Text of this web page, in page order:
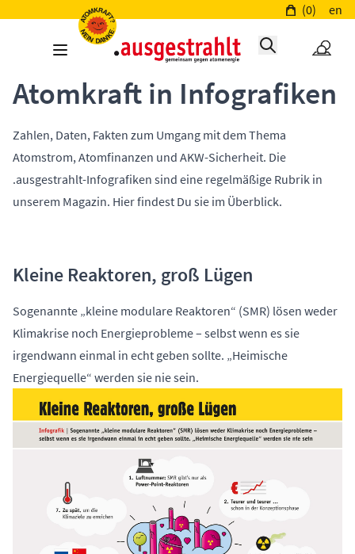
(0) en
Atomkraft in Infografiken
Zahlen, Daten, Fakten zum Umgang mit dem Thema
Atomstrom, Atomfinanzen und AKW-Sicherheit. Die
.ausgestrahlt-Infografiken sind eine regelmäßige Rubrik in
unserem Magazin. Hier findest Du sie im Überblick.
Kleine Reaktoren, groß Lügen
Sogenannte „kleine modulare Reaktoren“ (SMR) lösen weder
Klimakrise noch Energieprobleme – selbst wenn es sie
irgendwann einmal in echt geben sollte. „Heimische
Energiequelle“ werden sie nie sein.